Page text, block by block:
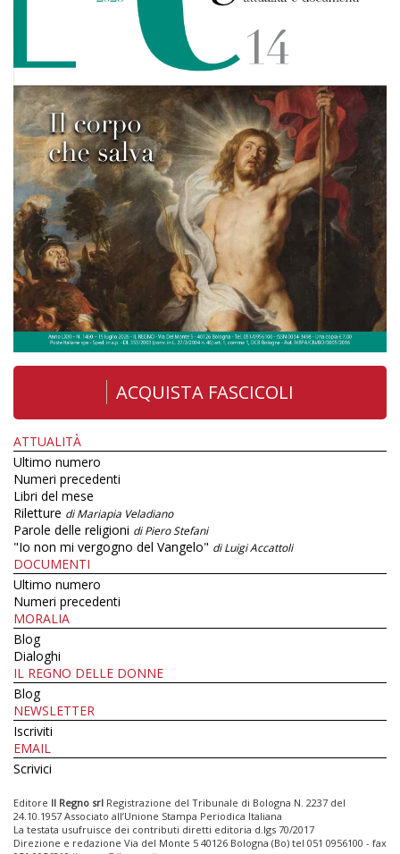
ACQUISTA FASCICOLI
ATTUALITÀ
Ultimo numero
Numeri precedenti
Libri del mese
Riletture di Mariapia Veladiano
Parole delle religioni di Piero Stefani
"Io non mi vergogno del Vangelo" di Luigi Accattoli
DOCUMENTI
Ultimo numero
Numeri precedenti
MORALIA
Blog
Dialoghi
IL REGNO DELLE DONNE
Blog
NEWSLETTER
Iscriviti
EMAIL
Scrivici
Editore Il Regno srl Registrazione del Tribunale di Bologna N. 2237 del
24.10.1957 Associato all’Unione Stampa Periodica Italiana
La testata usufruisce dei contributi diretti editoria d.lgs 70/2017
Direzione e redazione Via del Monte 5 40126 Bologna (Bo) tel 051 0956100 - fax